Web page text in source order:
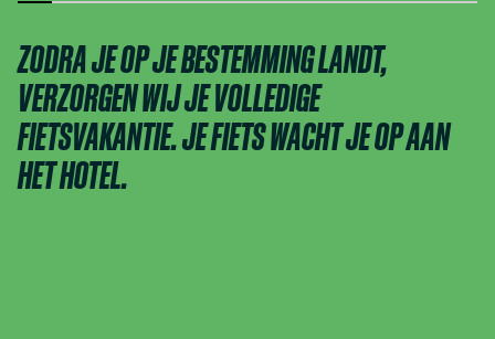
ZODRA JE OP JE BESTEMMING LANDT,
VERZORGEN WIJ JE VOLLEDIGE
FIETSVAKANTIE. JE FIETS WACHT JE OP AAN
HET HOTEL.